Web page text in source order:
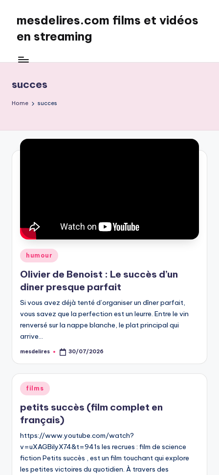
content
mesdelires.com films et vidéos
en streaming
:
et
complet
français
succes
Home succes
Posted
in
humour
Olivier de Benoist : Le succès d’un
diner presque parfait
Si vous avez déjà tenté d’organiser un dîner parfait,
vous savez que la perfection est un leurre. Entre le vin
renversé sur la nappe blanche, le plat principal qui
arrive…
Posted
mesdelires 30/07/2026
Posted
in
films
petits succès (film complet en
français)
https://www.youtube.com/watch?
v=uXAGBilyX74&t=941s les recrues : film de science
fiction Petits succès , est un film touchant qui explore
les petites victoires du quotidien. À travers des